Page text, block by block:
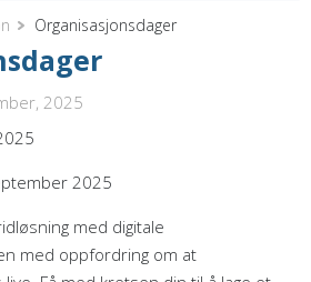
Organisasjonsdager
2025
2025
med digitale
med oppfordring om at